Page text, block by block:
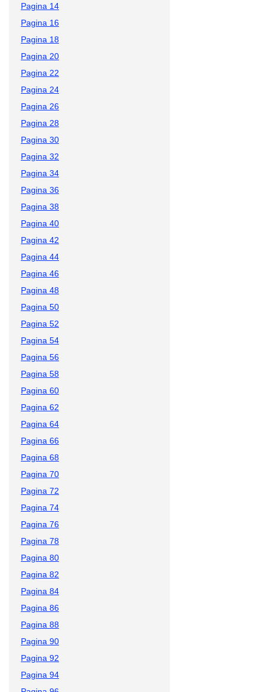
Pagina 14
Pagina 16
Pagina 18
Pagina 20
Pagina 22
Pagina 24
Pagina 26
Pagina 28
Pagina 30
Pagina 32
Pagina 34
Pagina 36
Pagina 38
Pagina 40
Pagina 42
Pagina 44
Pagina 46
Pagina 48
Pagina 50
Pagina 52
Pagina 54
Pagina 56
Pagina 58
Pagina 60
Pagina 62
Pagina 64
Pagina 66
Pagina 68
Pagina 70
Pagina 72
Pagina 74
Pagina 76
Pagina 78
Pagina 80
Pagina 82
Pagina 84
Pagina 86
Pagina 88
Pagina 90
Pagina 92
Pagina 94